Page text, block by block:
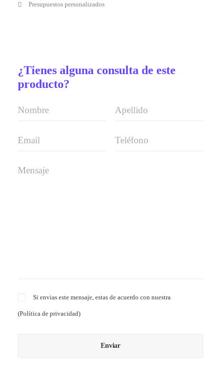
Presupuestos personalizados
¿Tienes alguna consulta de este
producto?
Si envias este mensaje, estas de acuerdo con nuestra
(Política de privacidad)